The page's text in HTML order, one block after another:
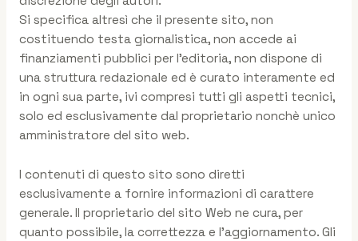
Si specifica altresì che il presente sito, non
costituendo testa giornalistica, non accede ai
finanziamenti pubblici per l’editoria, non dispone di
una struttura redazionale ed è curato interamente ed
in ogni sua parte, ivi compresi tutti gli aspetti tecnici,
solo ed esclusivamente dal proprietario nonchè unico
amministratore del sito web.
I contenuti di questo sito sono diretti
esclusivamente a fornire informazioni di carattere
generale. Il proprietario del sito Web ne cura, per
quanto possibile, la correttezza e l’aggiornamento. Gli